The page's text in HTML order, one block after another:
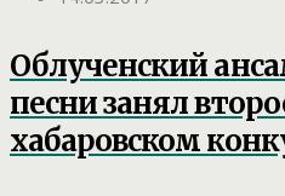
Облученский
песни занял
хабаровском